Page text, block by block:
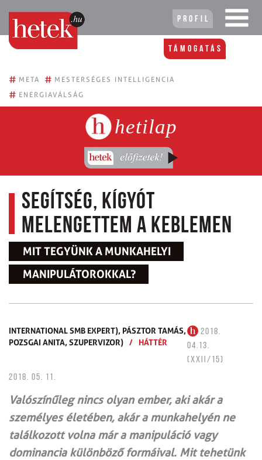
Profil
Támogatás
# META # MESTERSÉGES INTELLIGENCIA
# ENERGIAVÁLSÁG
hetilap
Segítség, kígyót
melengettem a keblemen
MIT TEGYÜNK A MUNKAHELYI
MANIPULÁTOROKKAL?
INTERNATIONAL SMB EXPERT), PÁSZTOR TAMÁS,
POZSGAI ANITA,SZUPERVIZOR) / HÁTTÉR
2018.
04.13.
(XXII/15)
2018. 05. 11.
Valószínűleg nincs olyan ember, aki akár a
személyes életében, akár a munkahelyén ne
találkozott volna már a manipuláció vagy
dominancia különböző formáival. Mit tehetünk